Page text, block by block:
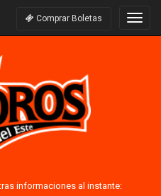
Comprar Boletas
informaciones al instante: